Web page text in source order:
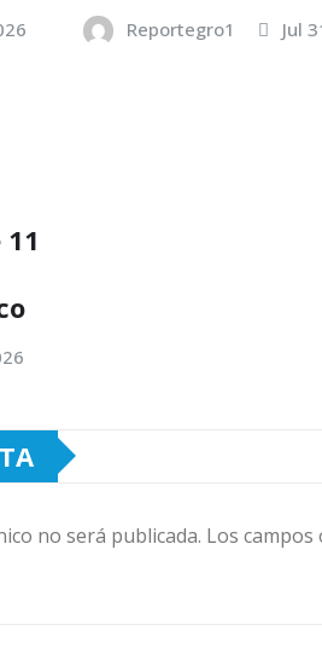
Reportegro1 Jul
no será publicada. Los